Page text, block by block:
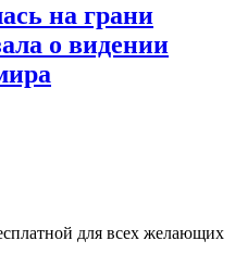
на грани
о видении
для всех желающих